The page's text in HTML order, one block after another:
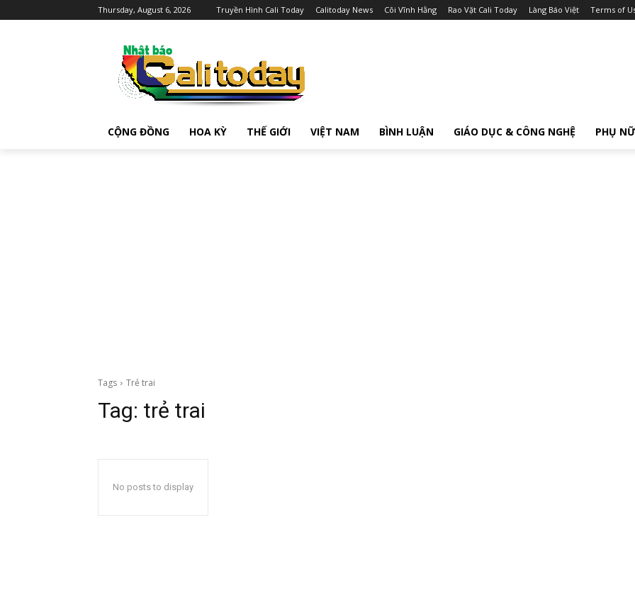
Thursday, August 6, 2026 Truyền Hình Cali Today Calitoday News Cõi Vĩnh Hằng Rao Vặt Cali Today Làng Báo Việt Terms of
CỘNG ĐỒNG HOA KỲ THẾ GIỚI VIỆT NAM BÌNH LUẬN GIÁO DỤC & CÔNG NGHỆ PHỤ NỮ
Tags Trẻ trai
Tag: trẻ trai
No posts to display